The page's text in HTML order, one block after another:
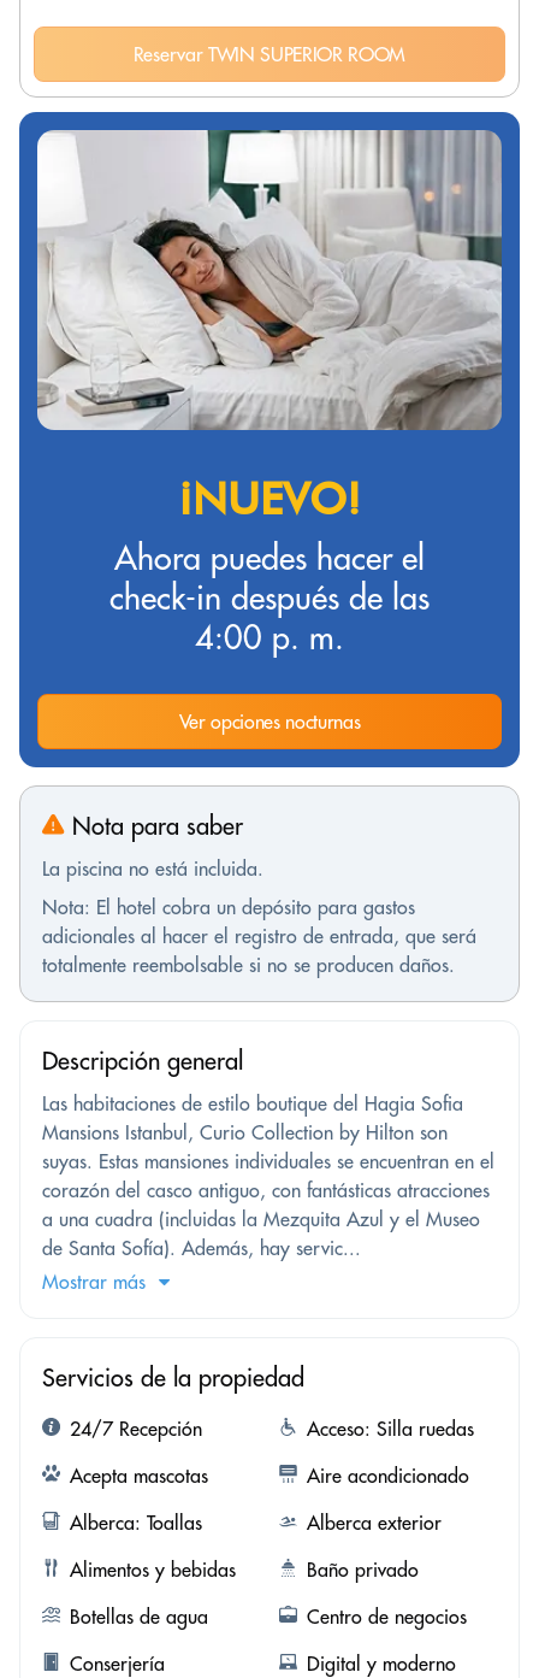
Reservar TWIN SUPERIOR ROOM
¡NUEVO!
Ahora puedes hacer el
check-in después de las
4:00 p. m.
Ver opciones nocturnas
Nota para saber
La piscina no está incluida.
Nota: El hotel cobra un depósito para gastos
adicionales al hacer el registro de entrada, que será
totalmente reembolsable si no se producen daños.
Descripción general
Las habitaciones de estilo boutique del Hagia Sofia
Mansions Istanbul, Curio Collection by Hilton son
suyas. Estas mansiones individuales se encuentran en el
corazón del casco antiguo, con fantásticas atracciones
a una cuadra (incluidas la Mezquita Azul y el Museo
de Santa Sofía). Además, hay servic...
Mostrar más
Servicios de la propiedad
24/7 Recepción
Acceso: Silla ruedas
Acepta mascotas
Aire acondicionado
Alberca: Toallas
Alberca exterior
Alimentos y bebidas
Baño privado
Botellas de agua
Centro de negocios
Conserjería
Digital y moderno